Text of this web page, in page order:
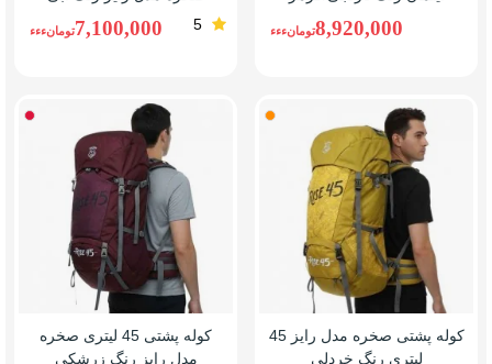
8,920,000تومانءءء
5
7,100,000تومانءءء
خردلی
کوله پشتی صخره مدل رایز 45
لیتری رنگ خردلی
کوله پشتی 45 لیتری صخره
مدل رایز رنگ زرشکی